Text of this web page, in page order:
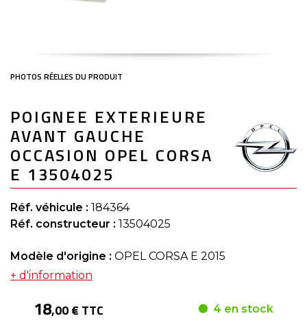
to
the
beginning
of
the
images
gallery
POIGNEE EXTERIEURE
AVANT GAUCHE
OCCASION OPEL CORSA
E 13504025
Réf. véhicule : 184364
Réf. constructeur : 13504025
Modèle d'origine : OPEL CORSA E 2015
+ d'information
18,00 € TTC 4 en stock